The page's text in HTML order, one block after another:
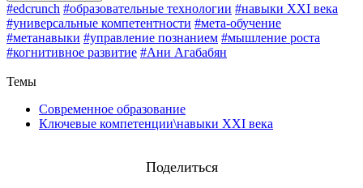
#edcrunch #образовательные технологии #навыки XXI века
#универсальные компетентности #мета-обучение
#метанавыки #управление познанием #мышление роста
#когнитивное развитие #Ани Агабабян
Темы
Современное образование
Ключевые компетенции\навыки XXI века
Поделиться